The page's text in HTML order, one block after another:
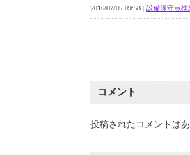
2016/07/05 09:58 | 設備保守点検
コメント
投稿されたコメントは